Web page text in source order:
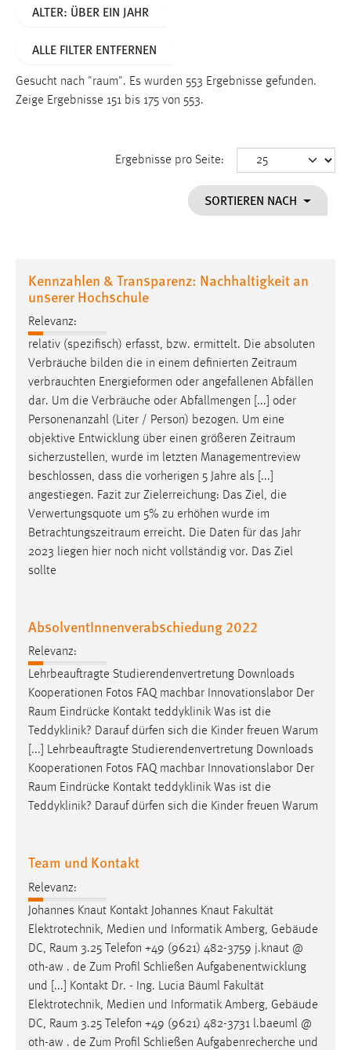
ALTER: ÜBER EIN JAHR
ALLE FILTER ENTFERNEN
Gesucht nach "raum". Es wurden 553 Ergebnisse gefunden.
Zeige Ergebnisse 151 bis 175 von 553.
Ergebnisse pro Seite:
SORTIEREN NACH
Kennzahlen & Transparenz: Nachhaltigkeit an
unserer Hochschule
Relevanz:
relativ (spezifisch) erfasst, bzw. ermittelt. Die absoluten
Verbräuche bilden die in einem definierten Zeitraum
verbrauchten Energieformen oder angefallenen Abfällen
dar. Um die Verbräuche oder Abfallmengen [...] oder
Personenanzahl (Liter / Person) bezogen. Um eine
objektive Entwicklung über einen größeren Zeitraum
sicherzustellen, wurde im letzten Managementreview
beschlossen, dass die vorherigen 5 Jahre als [...]
angestiegen. Fazit zur Zielerreichung: Das Ziel, die
Verwertungsquote um 5% zu erhöhen wurde im
Betrachtungszeitraum erreicht. Die Daten für das Jahr
2023 liegen hier noch nicht vollständig vor. Das Ziel
sollte
AbsolventInnenverabschiedung 2022
Relevanz:
Lehrbeauftragte Studierendenvertretung Downloads
Kooperationen Fotos FAQ machbar Innovationslabor Der
Raum Eindrücke Kontakt teddyklinik Was ist die
Teddyklinik? Darauf dürfen sich die Kinder freuen Warum
[...] Lehrbeauftragte Studierendenvertretung Downloads
Kooperationen Fotos FAQ machbar Innovationslabor Der
Raum Eindrücke Kontakt teddyklinik Was ist die
Teddyklinik? Darauf dürfen sich die Kinder freuen Warum
Team und Kontakt
Relevanz:
Johannes Knaut Kontakt Johannes Knaut Fakultät
Elektrotechnik, Medien und Informatik Amberg, Gebäude
DC, Raum 3.25 Telefon +49 (9621) 482-3759 j.knaut @
oth-aw . de Zum Profil Schließen Aufgabenentwicklung
und [...] Kontakt Dr. - Ing. Lucia Bäuml Fakultät
Elektrotechnik, Medien und Informatik Amberg, Gebäude
DC, Raum 3.25 Telefon +49 (9621) 482-3731 l.baeuml @
oth-aw . de Zum Profil Schließen Aufgabenrecherche und
Funktionen und sind für die einwandfreie Funktion der
Name:
Dieser Cookie speichert die ausgewählten Einverständnis-
Performance
Name:
staticfilecache
Zweck:
Für performante Seitenauslieferung wird in diesem Cookie
gespeichert, ob man eingeloggt ist.
Sprachpräferenz
Name:
site-language-preference
Zweck:
Das Cookie speichert die gewählte Sprache der Website.
Cookie Laufzeit:
Name:
MibewSessionID, MIBEW_UserID, mibew_locale, mibew-
chat-frame-style-5e9dbeb1811c0446
Zweck:
Wird benötigt um die Chatfunktion nutzen zu können.
Cookie Laufzeit:
MibewSessionID, mibew-chat-frame-style-
5e9dbeb1811c0446 = Sitzungslaufzeit, mibew_locale = 3
Jahre, MIBEW_UserID = 1 Jahr
Name:
fe_user, be_user, be_lastLoginProvider
Zweck:
Dieser Cookie ist notwendig um sich an der Website
einloggen zu können.
Cookie Laufzeit:
24 Stunden